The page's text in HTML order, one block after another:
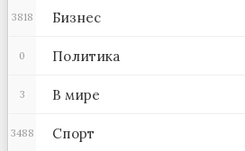
Бизнес
3818
Политика
0
В мире
3
Спорт
3488